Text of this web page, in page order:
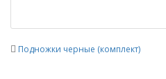
Подножки черные (комплект)